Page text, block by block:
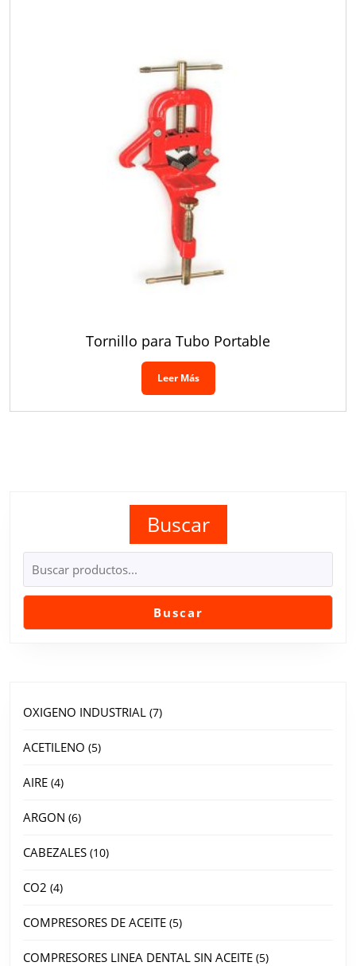
Tornillo para Tubo Portable
Leer Más
Buscar
Buscar
OXIGENO INDUSTRIAL 7
ACETILENO 5
AIRE 4
ARGON 6
CABEZALES 10
CO2 4
COMPRESORES DE ACEITE 5
COMPRESORES LINEA DENTAL SIN ACEITE 5